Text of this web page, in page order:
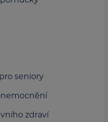
seniory
zdraví